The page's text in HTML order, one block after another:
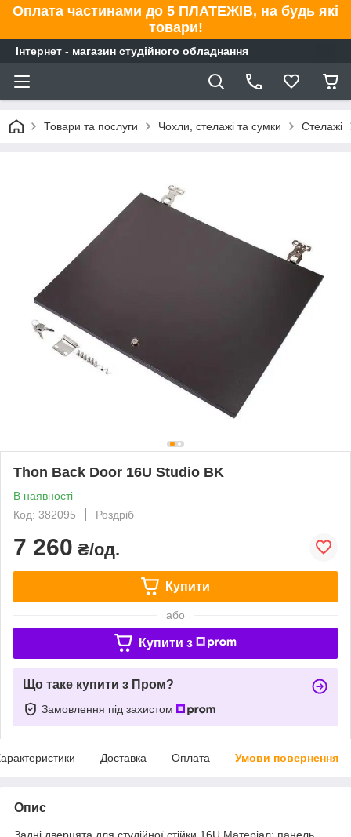
Оплата частинами до 5 ПЛАТЕЖІВ, на будь які
товари!
Інтернет - магазин студійного обладнання
Товари та послуги Чохли, стелажі та сумки Стелажі
Thon Back Door 16U Studio BK
В наявності
Код: 382095
Роздріб
7 260 ₴/од.
Купити
або
Купити з
Що таке купити з Пром?
Замовлення під захистом
Доставка Оплата Умови повернення
Опис
Задні дверцята для студійної стійки 16U Матеріал: панель